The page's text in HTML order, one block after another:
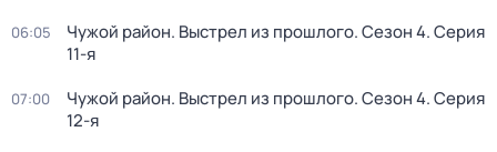
06:05 Чужой район. Выстрел из прошлого. Сезон 4. Серия
11-я
07:00 Чужой район. Выстрел из прошлого. Сезон 4. Серия
12-я